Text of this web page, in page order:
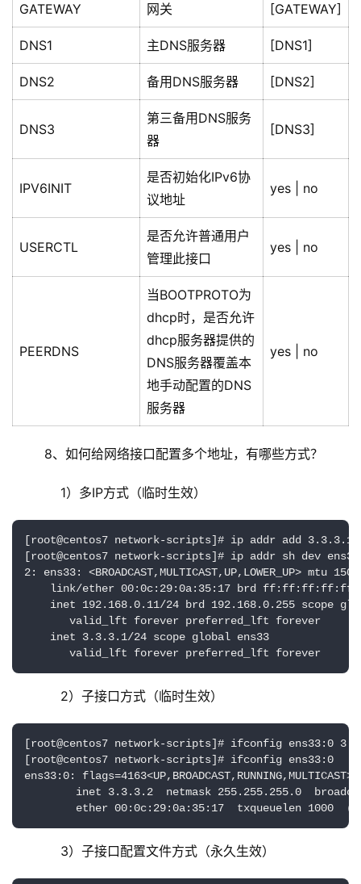
GATEWAY 网关 [GATEWAY]
DNS1 主DNS服务器 [DNS1]
DNS2 备用DNS服务器 [DNS2]
DNS3
第三备用DNS服务
器
[DNS3]
IPV6INIT
是否初始化IPv6协
议地址
yes | no
USERCTL
是否允许普通用户
管理此接口
yes | no
PEERDNS
当BOOTPROTO为
dhcp时，是否允许
dhcp服务器提供的
DNS服务器覆盖本
地手动配置的DNS
服务器
yes | no
	8、如何给网络接口配置多个地址，有哪些方式？
	    1）多IP方式（临时生效）
[root@centos7 network-scripts]# ip addr add 3.3.3.1/
[root@centos7 network-scripts]# ip addr sh dev ens33
2: ens33: <BROADCAST,MULTICAST,UP,LOWER_UP>
link/ether 00:0c:29:0a:35:17 brd
inet 192.168.0.11/24 brd 192.168.0.255 scope
       valid_lft forever preferred_lft forever
    inet 3.3.3.1/24 scope global ens33
       valid_lft forever preferred_lft forever
	    2）子接口方式（临时生效）
[root@centos7 network-scripts]# ifconfig ens33:0
[root@centos7 network-scripts]# ifconfig ens33:0
ens33:0:
inet 3.3.3.2  netmask 255.255.255.0
ether 00:0c:29:0a:35:17  txqueuelen 1000
	    3）子接口配置文件方式（永久生效）